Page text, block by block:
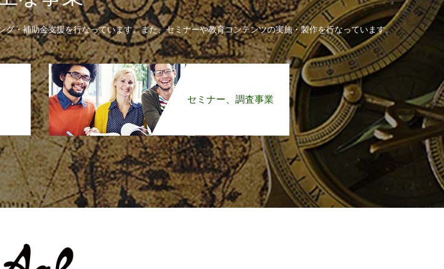
・補助金支援を行なっています。また、セミナーや教育コンテンツの実施・製作を行なっています。
セミナー、調査事業